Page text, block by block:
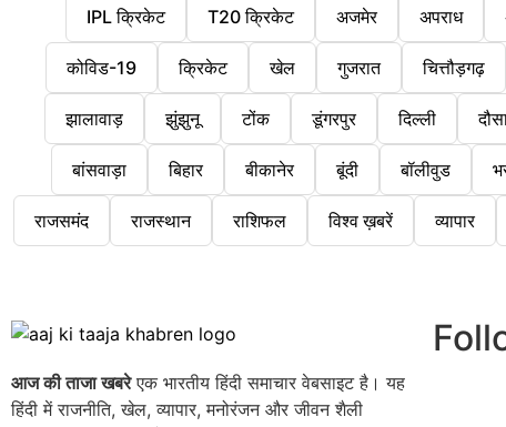
IPL क्रिकेट T20 क्रिकेट अजमेर अपराध
कोविड-19 क्रिकेट खेल गुजरात चित्तौड़गढ़
झालावाड़ झुंझुनू टोंक डूंगरपुर दिल्ली
बांसवाड़ा बिहार बीकानेर बूंदी बॉलीवुड
राजसमंद राजस्थान राशिफल विश्व ख़बरें व्यापार
आज की ताजा खबरेएक भारतीय हिंदी समाचार वेबसाइट है। यह
हिंदी में राजनीति, खेल, व्यापार, मनोरंजन और जीवन शैली